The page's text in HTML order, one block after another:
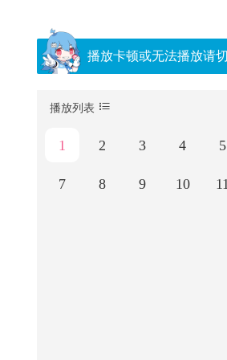
播放卡顿或无法播放请
播放列表
1 2 3 4 5
7 8 9 10